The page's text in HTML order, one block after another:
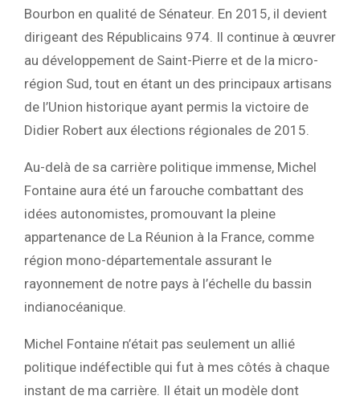
Bourbon en qualité de Sénateur. En 2015, il devient
dirigeant des Républicains 974. Il continue à œuvrer
au développement de Saint-Pierre et de la micro-
région Sud, tout en étant un des principaux artisans
de l’Union historique ayant permis la victoire de
Didier Robert aux élections régionales de 2015.
Au-delà de sa carrière politique immense, Michel
Fontaine aura été un farouche combattant des
idées autonomistes, promouvant la pleine
appartenance de La Réunion à la France, comme
région mono-départementale assurant le
rayonnement de notre pays à l’échelle du bassin
indianocéanique.
Michel Fontaine n’était pas seulement un allié
politique indéfectible qui fut à mes côtés à chaque
instant de ma carrière. Il était un modèle dont